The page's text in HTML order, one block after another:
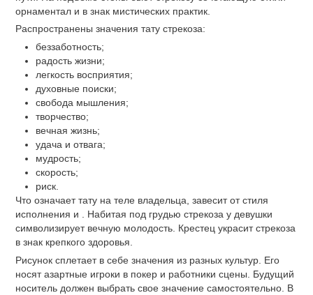
орнаментал и в знак мистических практик.
Распространены значения тату стрекоза:
беззаботность;
радость жизни;
легкость восприятия;
духовные поиски;
свобода мышления;
творчество;
вечная жизнь;
удача и отвага;
мудрость;
скорость;
риск.
Что означает тату на теле владельца, завесит от стиля
исполнения и . Набитая под грудью стрекоза у девушки
символизирует вечную молодость. Крестец украсит стрекоза
в знак крепкого здоровья.
Рисунок сплетает в себе значения из разных культур. Его
носят азартные игроки в покер и работники сцены. Будущий
носитель должен выбрать свое значение самостоятельно. В